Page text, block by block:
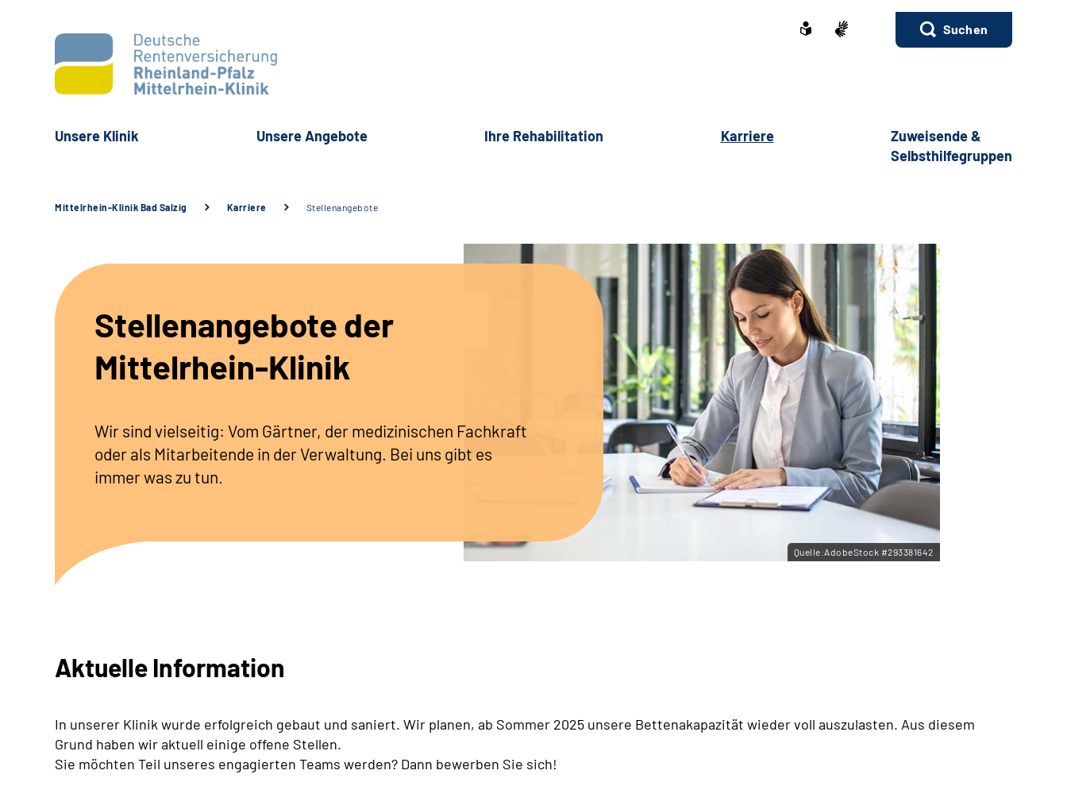
Suchen
Unsere Klinik Unsere Angebote Ihre Rehabilitation Karriere
Zuweisende &
Selbsthilfegruppen
Mittelrhein-Klinik Bad Salzig Karriere Stellenangebote
Stellenangebote der
Mittelrhein-Klinik
Wir sind vielseitig: Vom Gärtner, der medizinischen Fachkraft
oder als Mitarbeitende in der Verwaltung. Bei uns gibt es
immer was zu tun.
Quelle:AdobeStock #293381642
Aktuelle Information
In unserer Klinik wurde erfolgreich gebaut und saniert. Wir planen, ab Sommer 2025 unsere Bettenakapazität wieder voll auszulasten. Aus diesem
Grund haben wir aktuell einige offene Stellen.
Sie möchten Teil unseres engagierten Teams werden? Dann bewerben Sie sich!